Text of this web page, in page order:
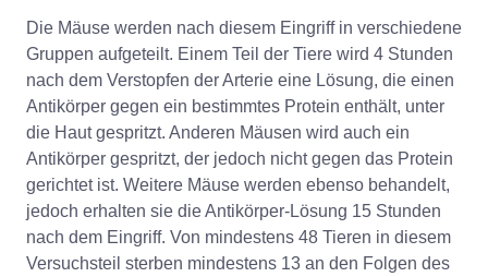
Die Mäuse werden nach diesem Eingriff in verschiedene
Gruppen aufgeteilt. Einem Teil der Tiere wird 4 Stunden
nach dem Verstopfen der Arterie eine Lösung, die einen
Antikörper gegen ein bestimmtes Protein enthält, unter
die Haut gespritzt. Anderen Mäusen wird auch ein
Antikörper gespritzt, der jedoch nicht gegen das Protein
gerichtet ist. Weitere Mäuse werden ebenso behandelt,
jedoch erhalten sie die Antikörper-Lösung 15 Stunden
nach dem Eingriff. Von mindestens 48 Tieren in diesem
Versuchsteil sterben mindestens 13 an den Folgen des